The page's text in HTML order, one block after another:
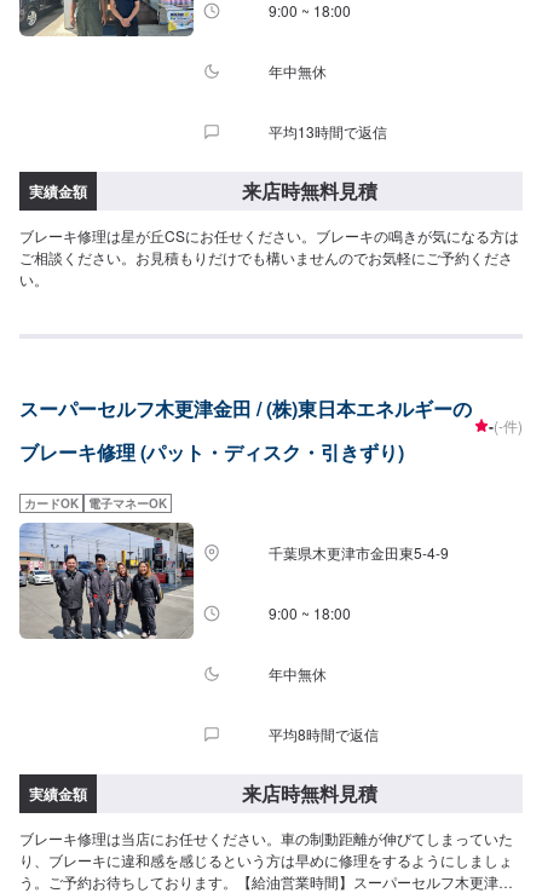
9:00 ~ 18:00
年中無休
平均13時間で返信
実績金額 来店時無料見積
ブレーキ修理は星が丘CSにお任せください。ブレーキの鳴きが気になる方は
ご相談ください。お見積もりだけでも構いませんのでお気軽にご予約くださ
い。
スーパーセルフ木更津金田 / (株)東日本エネルギーの
ブレーキ修理 (パット・ディスク・引きずり)
-(-件)
カードOK 電子マネーOK
千葉県木更津市金田東5-4-9
9:00 ~ 18:00
年中無休
平均8時間で返信
実績金額 来店時無料見積
ブレーキ修理は当店にお任せください。車の制動距離が伸びてしまっていた
り、ブレーキに違和感を感じるという方は早めに修理をするようにしましょ
う。ご予約お待ちしております。【給油営業時間】スーパーセルフ木更津金